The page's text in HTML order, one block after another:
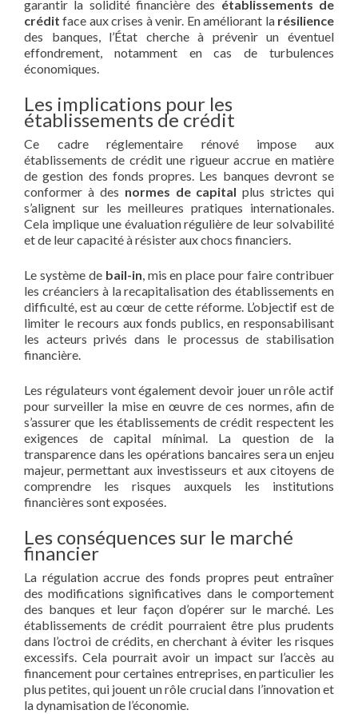
garantir la solidité financière des établissements de
crédit face aux crises à venir. En améliorant la résilience
des banques, l’État cherche à prévenir un éventuel
effondrement, notamment en cas de turbulences
économiques.
Les implications pour les
établissements de crédit
Ce cadre réglementaire rénové impose aux
établissements de crédit une rigueur accrue en matière
de gestion des fonds propres. Les banques devront se
conformer à des normes de capital plus strictes qui
s’alignent sur les meilleures pratiques internationales.
Cela implique une évaluation régulière de leur solvabilité
et de leur capacité à résister aux chocs financiers.
Le système de bail-in, mis en place pour faire contribuer
les créanciers à la recapitalisation des établissements en
difficulté, est au cœur de cette réforme. L’objectif est de
limiter le recours aux fonds publics, en responsabilisant
les acteurs privés dans le processus de stabilisation
financière.
Les régulateurs vont également devoir jouer un rôle actif
pour surveiller la mise en œuvre de ces normes, afin de
s’assurer que les établissements de crédit respectent les
exigences de capital mínimal. La question de la
transparence dans les opérations bancaires sera un enjeu
majeur, permettant aux investisseurs et aux citoyens de
comprendre les risques auxquels les institutions
financières sont exposées.
Les conséquences sur le marché
financier
La régulation accrue des fonds propres peut entraîner
des modifications significatives dans le comportement
des banques et leur façon d’opérer sur le marché. Les
établissements de crédit pourraient être plus prudents
dans l’octroi de crédits, en cherchant à éviter les risques
excessifs. Cela pourrait avoir un impact sur l’accès au
financement pour certaines entreprises, en particulier les
plus petites, qui jouent un rôle crucial dans l’innovation et
la dynamisation de l’économie.